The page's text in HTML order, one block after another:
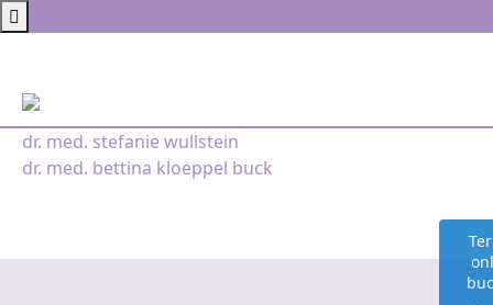
Hauptnavigation
dr. med. stefanie wullstein
dr. med. bettina kloeppel buck